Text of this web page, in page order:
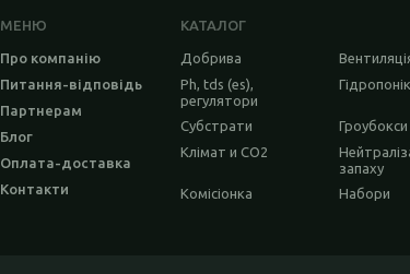
МЕНЮ
Про компанію
Питання-відповідь
Партнерам
Блог
Оплата-доставка
Контакти
КАТАЛОГ
Добрива
Ph, tds (es),
регулятори
Субстрати
Клімат и CO2
запаху
Комісіонка Набори